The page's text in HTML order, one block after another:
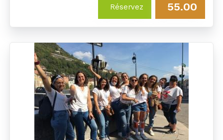
Réservez 55.00